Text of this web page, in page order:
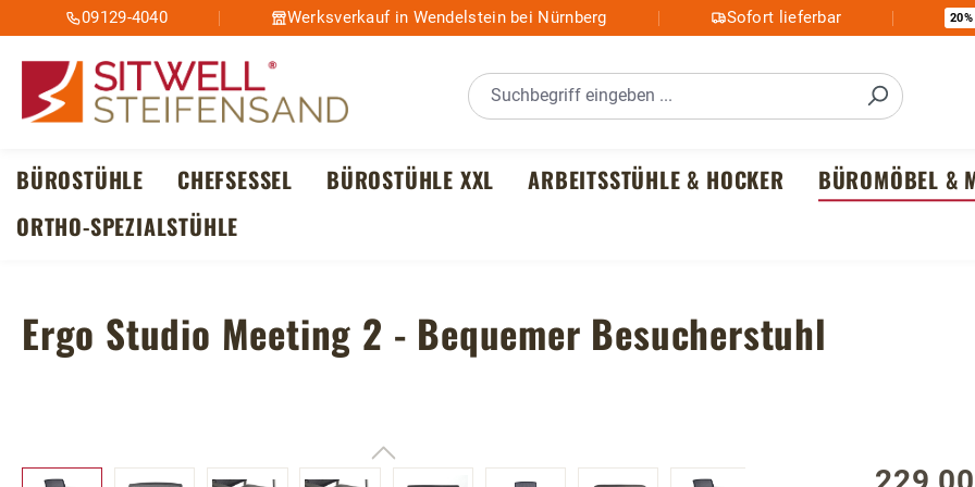
Hauptinhalt springen
Zur Suche springen
Zur Hauptnavigation springen
09129-4040 Werksverkauf in Wendelstein bei Nürnberg Sofort lieferbar 20%
BÜROSTÜHLE CHEFSESSEL BÜROSTÜHLE XXL ARBEITSSTÜHLE & HOCKER BÜROMÖBEL &
ORTHO-SPEZIALSTÜHLE
Ergo Studio Meeting 2 - Bequemer Besucherstuhl
Bildergalerie überspringen Regulärer